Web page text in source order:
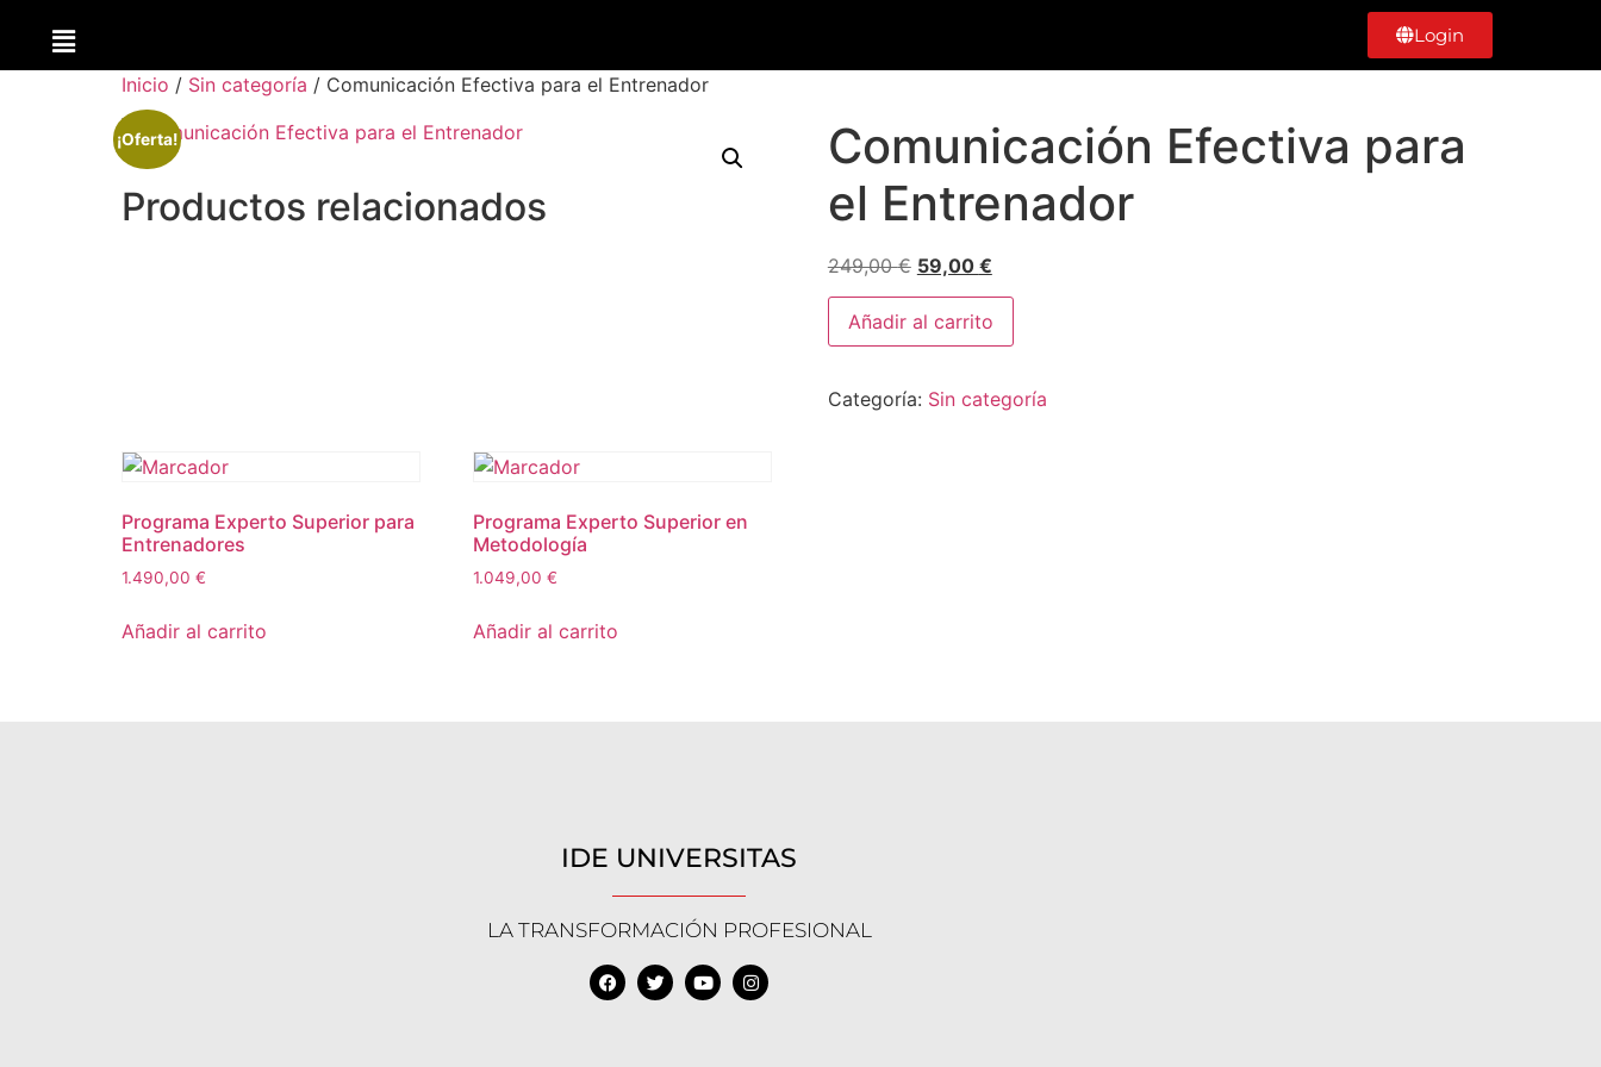
Login
Inicio / Sin categoría / Comunicación Efectiva para el Entrenador
¡Oferta!
Comunicación Efectiva para
el Entrenador
249,00€ 59,00 €
Añadir al carrito
Categoría: Sin categoría
Productos relacionados
Programa Experto Superior para
Entrenadores
1.490,00 €
Añadir al carrito
Programa Experto Superior en
Metodología
1.049,00 €
Añadir al carrito
IDE UNIVERSITAS
LA TRANSFORMACIÓN PROFESIONAL